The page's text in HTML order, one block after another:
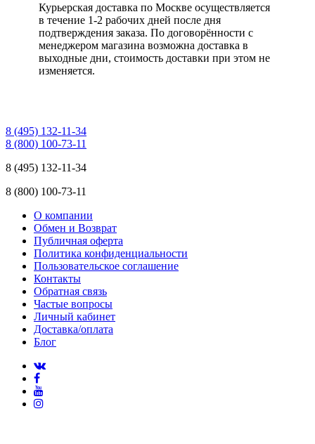
Курьерская доставка по Москве осуществляется
в течение 1-2 рабочих дней после дня
подтверждения заказа. По договорённости с
менеджером магазина возможна доставка в
выходные дни, стоимость доставки при этом не
изменяется.
8 (495) 132-11-34
8 (800) 100-73-11
8 (495) 132-11-34
8 (800) 100-73-11
О компании
Обмен и Возврат
Публичная оферта
Политика конфиденциальности
Пользовательское соглашение
Контакты
Обратная связь
Частые вопросы
Личный кабинет
Доставка/оплата
Блог